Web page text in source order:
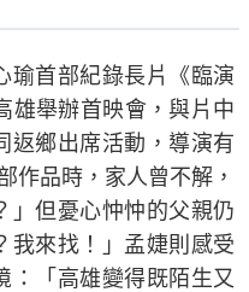
瑜首部紀錄長片《臨演
雄舉辦首映會，與片中
返鄉出席活動，導演有
作品時，家人曾不解，
」但憂心忡忡的父親仍
我來找！」孟婕則感受
：「高雄變得既陌生又